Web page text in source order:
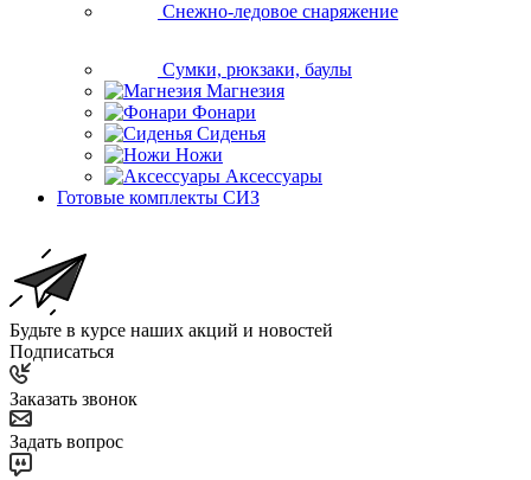
Снежно-ледовое снаряжение
Сумки, рюкзаки, баулы
Магнезия
Фонари
Сиденья
Ножи
Аксессуары
Готовые комплекты СИЗ
Будьте в курсе наших акций и новостей
Подписаться
Заказать звонок
Задать вопрос